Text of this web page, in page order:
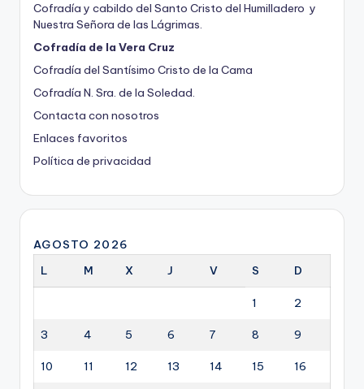
Cofradía y cabildo del Santo Cristo del Humilladero y
Nuestra Señora de las Lágrimas.
Cofradía de la Vera Cruz
Cofradía del Santísimo Cristo de la Cama
Cofradía N. Sra. de la Soledad.
Contacta con nosotros
Enlaces favoritos
Política de privacidad
AGOSTO 2026
L
M X J V S D
1 2
3 4 5 6 7 8 9
10 11 12 13 14 15 16